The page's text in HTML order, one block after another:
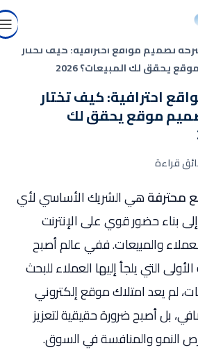
تصميم مواقع احترافية: كيف تختار
يحقق لك المبيعات؟ 2026
احترافية: كيف تختار
موقع يحقق لك
محترفةهي الشريك الأساسي لأي
بناء حضور قوي على الإنترنت
والمبيعات. ففي عالم أصبح
التي يلجأ إليها العملاء للبحث
لم يعد امتلاك موقع إلكتروني
بل أصبح ضرورة حقيقية لتعزيز
النمو والمنافسة في السوق.